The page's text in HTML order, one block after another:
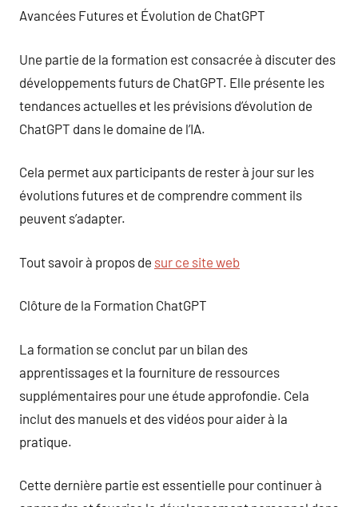
Avancées Futures et Évolution de ChatGPT
Une partie de la formation est consacrée à discuter des
développements futurs de ChatGPT. Elle présente les
tendances actuelles et les prévisions d’évolution de
ChatGPT dans le domaine de l’IA.
Cela permet aux participants de rester à jour sur les
évolutions futures et de comprendre comment ils
peuvent s’adapter.
Tout savoir à propos de sur ce site web
Clôture de la Formation ChatGPT
La formation se conclut par un bilan des
apprentissages et la fourniture de ressources
supplémentaires pour une étude approfondie. Cela
inclut des manuels et des vidéos pour aider à la
pratique.
Cette dernière partie est essentielle pour continuer à